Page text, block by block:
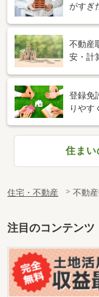
がすぎ
不動産
安・計
登録免
りやす
住まい
住宅・不動産 不動
注目のコンテンツ